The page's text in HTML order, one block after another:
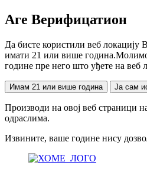
Аге Верифицатион
Да бисте користили веб
имати 21 или више година.Молимо
године пре него што уђете на веб
Имам 21 или више година Ја сам
Производи на овој веб страници
одраслима.
Извините, ваше године нису